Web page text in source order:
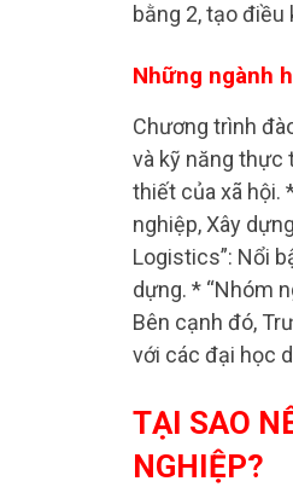
bằng 2, tạo
Những ngành
Chương trình
và kỹ năng thực
thiết của xã hội.
nghiệp, Xây
Logistics”: Nổi
dựng. * “Nhóm
Bên cạnh đó,
với các đại học
TẠI SAO
NGHIỆP?